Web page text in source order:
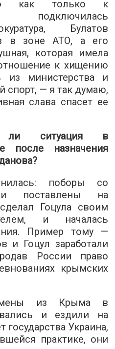
как только к
подключилась
Булатов
в зоне АТО, а его
которая имела
к хищению
из министерства и
спорт, — я так думаю,
слава спасет ее
ли ситуация в
после назначения
поборы со
поставлены на
Гоцула своим
и началась
Пример тому —
и Гоцул заработали
России право
крымских
из Крыма в
и ездили на
государства Украина,
практике, они